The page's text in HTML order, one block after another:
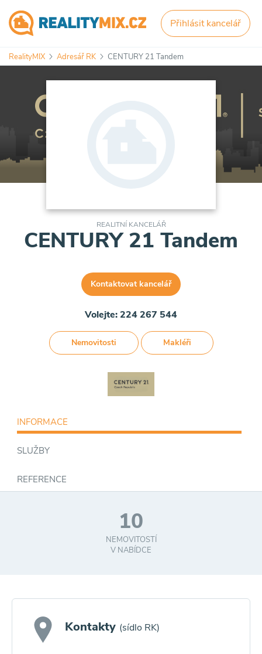
Přihlásit kancelář
RealityMIX Adresář RK CENTURY 21 Tandem
REALITNÍ KANCELÁŘ
CENTURY 21 Tandem
Kontaktovat kancelář
Volejte: 224 267 544
Nemovitosti Makléři
INFORMACE
SLUŽBY
REFERENCE
10
NEMOVITOSTÍ
V NABÍDCE
Kontakty (sídlo RK)